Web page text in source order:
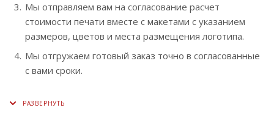
Мы отправляем вам на согласование расчет
стоимости печати вместе с макетами с указанием
размеров, цветов и места размещения логотипа.
Мы отгружаем готовый заказ точно в согласованные
с вами сроки.